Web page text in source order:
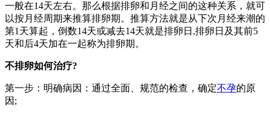
一般在14天左右。那么根据排卵和月经之间的这种关系，就可
以按月经周期来推算排卵期。推算方法就是从下次月经来潮的
第1天算起，倒数14天或减去14天就是排卵日,排卵日及其前5
天和后4天加在一起称为排卵期。
不排卵如何治疗?
第一步：明确病因：通过全面、规范的检查，确定不孕的原
因;